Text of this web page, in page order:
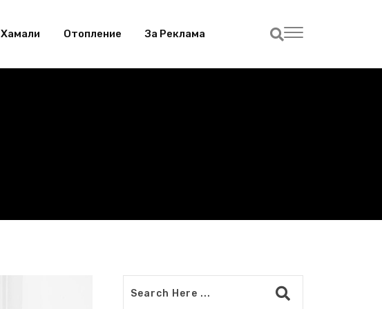
Хамали Отопление За Реклама